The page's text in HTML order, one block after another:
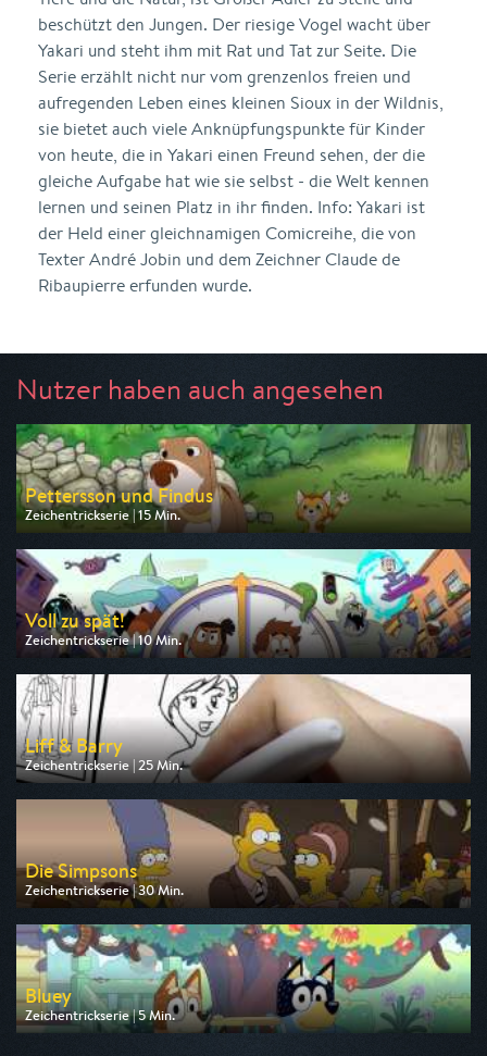
beschützt den Jungen. Der riesige Vogel wacht über
Yakari und steht ihm mit Rat und Tat zur Seite. Die
Serie erzählt nicht nur vom grenzenlos freien und
aufregenden Leben eines kleinen Sioux in der Wildnis,
sie bietet auch viele Anknüpfungspunkte für Kinder
von heute, die in Yakari einen Freund sehen, der die
gleiche Aufgabe hat wie sie selbst - die Welt kennen
lernen und seinen Platz in ihr finden. Info: Yakari ist
der Held einer gleichnamigen Comicreihe, die von
Texter André Jobin und dem Zeichner Claude de
Ribaupierre erfunden wurde.
Nutzer haben auch angesehen
Pettersson und Findus
Zeichentrickserie | 15 Min.
Ausgestrahlt von KiKA
am 09.08.2026, 17:30
Voll zu spät!
Zeichentrickserie | 10 Min.
Ausgestrahlt von Super RTL
am 09.08.2026, 17:05
Liff & Barry
Zeichentrickserie | 25 Min.
Ausgestrahlt von Disney Channel
am 10.08.2026, 14:45
Die Simpsons
Zeichentrickserie | 30 Min.
Ausgestrahlt von Pro 7
am 10.08.2026, 18:10
Bluey
Zeichentrickserie | 5 Min.
Ausgestrahlt von Disney Channel